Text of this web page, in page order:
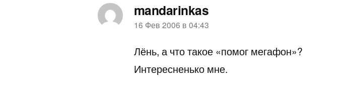
mandarinkas
пишет:
16 Фев 2006 в 04:43
Лёнь, а что такое «помог мегафон»?
Интересненько мне.